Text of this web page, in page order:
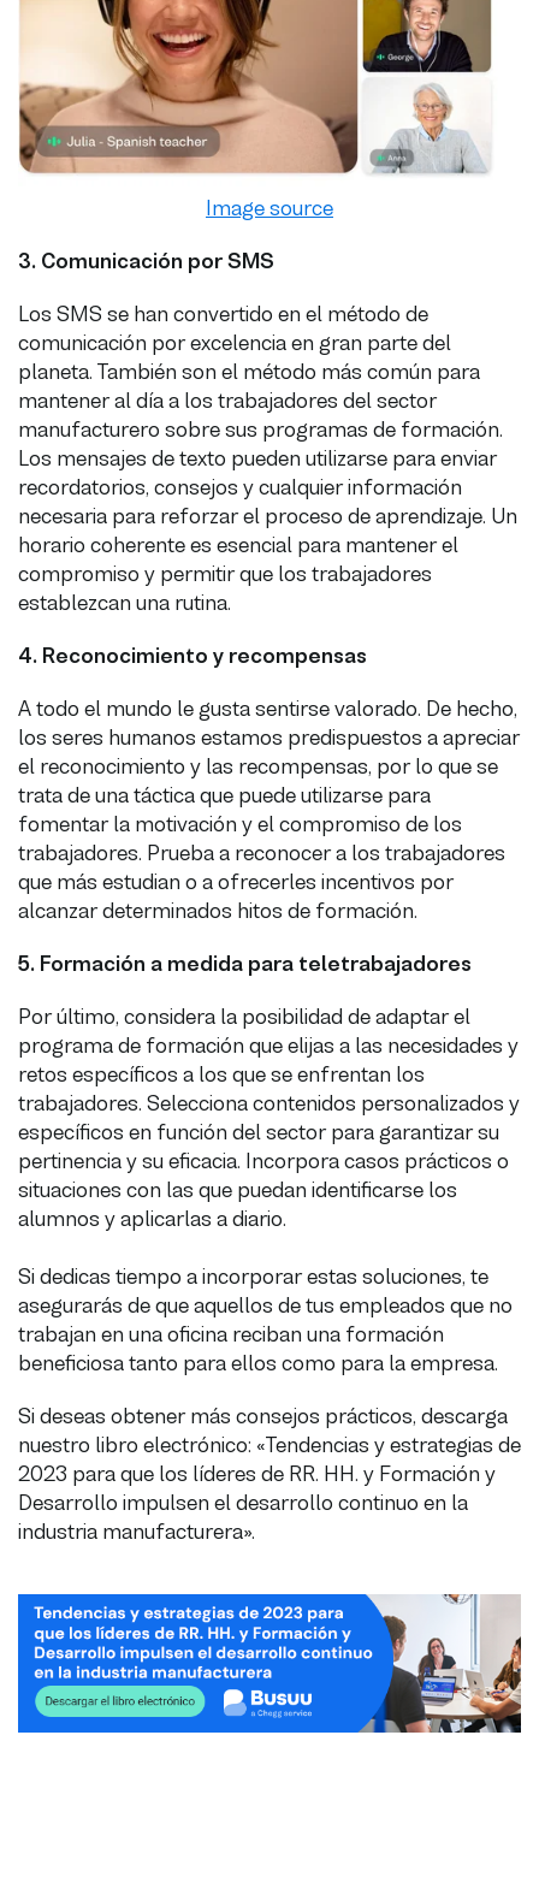
Image source
3. Comunicación por SMS
Los SMS se han convertido en el método de
comunicación por excelencia en gran parte del
planeta. También son el método más común para
mantener al día a los trabajadores del sector
manufacturero sobre sus programas de formación.
Los mensajes de texto pueden utilizarse para enviar
recordatorios, consejos y cualquier información
necesaria para reforzar el proceso de aprendizaje. Un
horario coherente es esencial para mantener el
compromiso y permitir que los trabajadores
establezcan una rutina.
4. Reconocimiento y recompensas
A todo el mundo le gusta sentirse valorado. De hecho,
los seres humanos estamos predispuestos a apreciar
el reconocimiento y las recompensas, por lo que se
trata de una táctica que puede utilizarse para
fomentar la motivación y el compromiso de los
trabajadores. Prueba a reconocer a los trabajadores
que más estudian o a ofrecerles incentivos por
alcanzar determinados hitos de formación.
5. Formación a medida para teletrabajadores
Por último, considera la posibilidad de adaptar el
programa de formación que elijas a las necesidades y
retos específicos a los que se enfrentan los
trabajadores. Selecciona contenidos personalizados y
específicos en función del sector para garantizar su
pertinencia y su eficacia. Incorpora casos prácticos o
situaciones con las que puedan identificarse los
alumnos y aplicarlas a diario.
Si dedicas tiempo a incorporar estas soluciones, te
asegurarás de que aquellos de tus empleados que no
trabajan en una oficina reciban una formación
beneficiosa tanto para ellos como para la empresa.
Si deseas obtener más consejos prácticos, descarga
nuestro libro electrónico: «Tendencias y estrategias de
2023 para que los líderes de RR. HH. y Formación y
Desarrollo impulsen el desarrollo continuo en la
industria manufacturera».